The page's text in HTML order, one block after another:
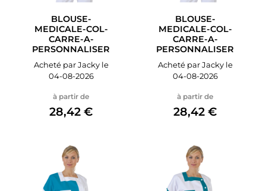
BLOUSE-
MEDICALE-COL-
CARRE-A-
PERSONNALISER
Acheté par Jacky le
04-08-2026
à partir de
28,42 €
BLOUSE-
MEDICALE-COL-
CARRE-A-
PERSONNALISER
Acheté par Jacky le
04-08-2026
à partir de
28,42 €